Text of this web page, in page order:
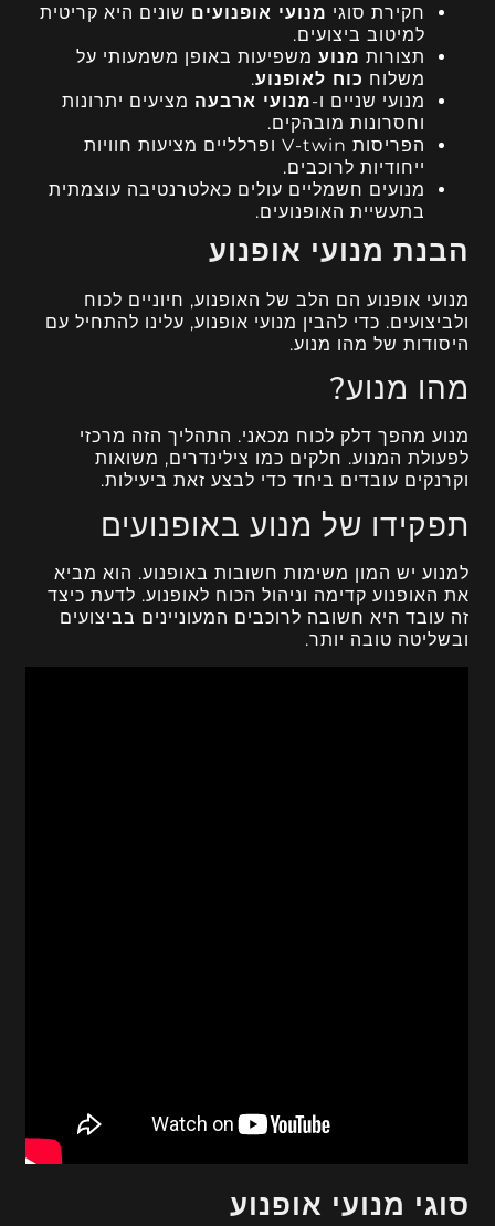
חקירת סוגי מנועי אופנועים שונים היא קריטית
למיטוב ביצועים.
תצורות מנוע משפיעות באופן משמעותי על
משלוח כוח לאופנוע.
מנועי שניים ו-מנועי ארבעה מציעים יתרונות
וחסרונות מובהקים.
הפריסות V-twin ופרלליים מציעות חוויות
ייחודיות לרוכבים.
מנועים חשמליים עולים כאלטרנטיבה עוצמתית
בתעשיית האופנועים.
הבנת מנועי אופנוע
מנועי אופנוע הם הלב של האופנוע, חיוניים לכוח
ולביצועים. כדי להבין מנועי אופנוע, עלינו להתחיל עם
היסודות של מהו מנוע.
מהו מנוע?
מנוע מהפך דלק לכוח מכאני. התהליך הזה מרכזי
לפעולת המנוע. חלקים כמו צילינדרים, משואות
וקרנקים עובדים ביחד כדי לבצע זאת ביעילות.
תפקידו של מנוע באופנועים
למנוע יש המון משימות חשובות באופנוע. הוא מביא
את האופנוע קדימה וניהול הכוח לאופנוע. לדעת כיצד
זה עובד היא חשובה לרוכבים המעוניינים בביצועים
ובשליטה טובה יותר.
סוגי מנועי אופנוע